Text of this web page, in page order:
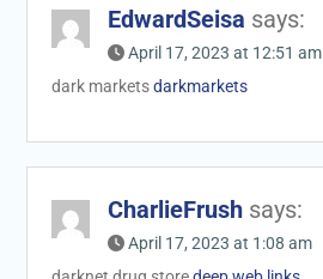
EdwardSeisa says:
April 17, 2023 at 12:51 am
dark marketsdarkmarkets
CharlieFrush says:
April 17, 2023 at 1:08 am